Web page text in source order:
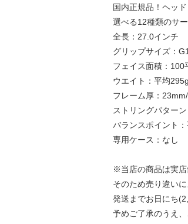
国内正規品！ヘッ
選べる12種類のサ
全長：27.0インチ
グリップサイズ：
フェイス面積：100
ウエイト：平均295g
フレーム厚：
ストリングパター
バランスポイント
専用ケース：なし
※当店の商品は実店
そのため売り違い
発送までお日にち
予めご了承のうえ、